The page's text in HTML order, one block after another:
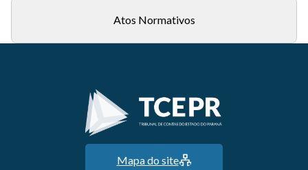
Atos Normativos
Mapa do site